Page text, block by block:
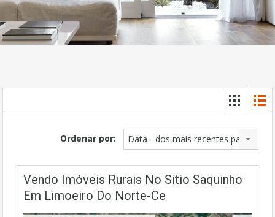
Ordenar por: Data - dos mais recentes para os
Vendo Imóveis Rurais No Sitio Saquinho
Em Limoeiro Do Norte-Ce